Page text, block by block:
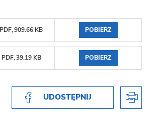
PDF, 909.66 KB POBIERZ
PDF, 39.19 KB POBIERZ
UDOSTĘPNIJ